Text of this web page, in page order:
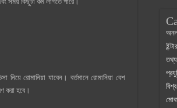
নিয়ে রোমানিয়া যাবেন। বর্তমানে রোমানিয়া বেশ
করা হবে।
তথ্য
বিশ্ব